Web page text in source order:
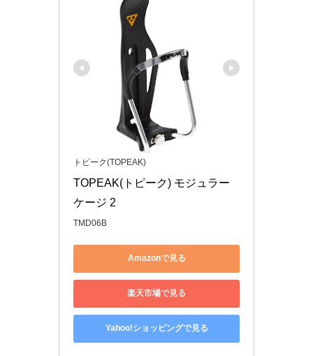
トピーク(TOPEAK)
TOPEAK(トピーク) モジュラー
ケージ 2
TMD06B
Amazonで見る
楽天市場で見る
Yahoo!ショッピングで見る